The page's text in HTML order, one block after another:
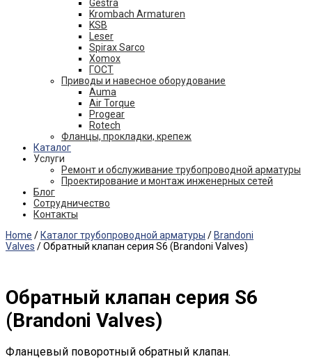
Gestra
Krombach Armaturen
KSB
Leser
Spirax Sarco
Xomox
ГОСТ
Приводы и навесное оборудование
Auma
Air Torque
Progear
Rotech
Фланцы, прокладки, крепеж
Каталог
Услуги
Ремонт и обслуживание трубопроводной арматуры
Проектирование и монтаж инженерных сетей
Блог
Сотрудничество
Контакты
Home / Каталог трубопроводной арматуры / Brandoni
Valves / Обратный клапан серия S6 (Brandoni Valves)
Обратный клапан серия S6
(Brandoni Valves)
Фланцевый поворотный обратный клапан.